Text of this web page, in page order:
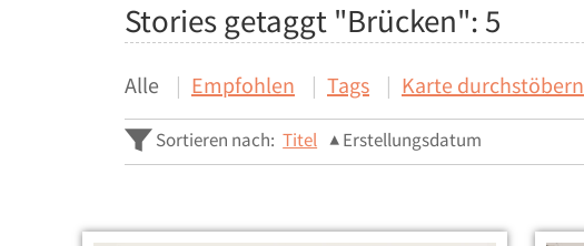
Stories getaggt "Brücken": 5
Alle Empfohlen Tags Karte durchstöbern
Sortieren nach: Titel Erstellungsdatum